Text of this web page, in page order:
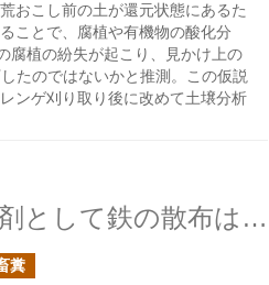
おこし前の土が還元状態にあるた
ことで、腐植や有機物の酸化分
植の紛失が起こり、見かけ上の
たのではないかと推測。この仮説
ンゲ刈り取り後に改めて土壌分析
鶏糞の処理で消臭剤として鉄の散布は有効か？
糞